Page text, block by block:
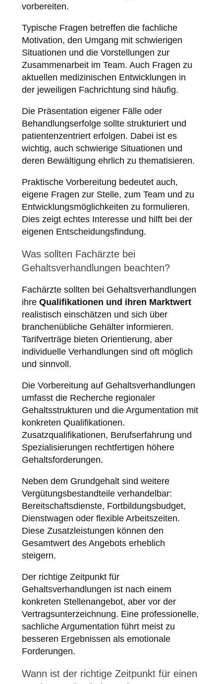
vorbereiten.
Typische Fragen betreffen die fachliche
Motivation, den Umgang mit schwierigen
Situationen und die Vorstellungen zur
Zusammenarbeit im Team. Auch Fragen zu
aktuellen medizinischen Entwicklungen in
der jeweiligen Fachrichtung sind häufig.
Die Präsentation eigener Fälle oder
Behandlungserfolge sollte strukturiert und
patientenzentriert erfolgen. Dabei ist es
wichtig, auch schwierige Situationen und
deren Bewältigung ehrlich zu thematisieren.
Praktische Vorbereitung bedeutet auch,
eigene Fragen zur Stelle, zum Team und zu
Entwicklungsmöglichkeiten zu formulieren.
Dies zeigt echtes Interesse und hilft bei der
eigenen Entscheidungsfindung.
Was sollten Fachärzte bei
Gehaltsverhandlungen beachten?
Fachärzte sollten bei Gehaltsverhandlungen
ihre Qualifikationen und ihren Marktwert
realistisch einschätzen und sich über
branchenübliche Gehälter informieren.
Tarifverträge bieten Orientierung, aber
individuelle Verhandlungen sind oft möglich
und sinnvoll.
Die Vorbereitung auf Gehaltsverhandlungen
umfasst die Recherche regionaler
Gehaltsstrukturen und die Argumentation mit
konkreten Qualifikationen.
Zusatzqualifikationen, Berufserfahrung und
Spezialisierungen rechtfertigen höhere
Gehaltsforderungen.
Neben dem Grundgehalt sind weitere
Vergütungsbestandteile verhandelbar:
Bereitschaftsdienste, Fortbildungsbudget,
Dienstwagen oder flexible Arbeitszeiten.
Diese Zusatzleistungen können den
Gesamtwert des Angebots erheblich
steigern.
Der richtige Zeitpunkt für
Gehaltsverhandlungen ist nach einem
konkreten Stellenangebot, aber vor der
Vertragsunterzeichnung. Eine professionelle,
sachliche Argumentation führt meist zu
besseren Ergebnissen als emotionale
Forderungen.
Wann ist der richtige Zeitpunkt für einen